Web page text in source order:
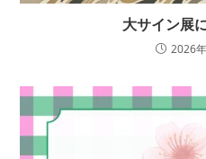
大サイン展
2026